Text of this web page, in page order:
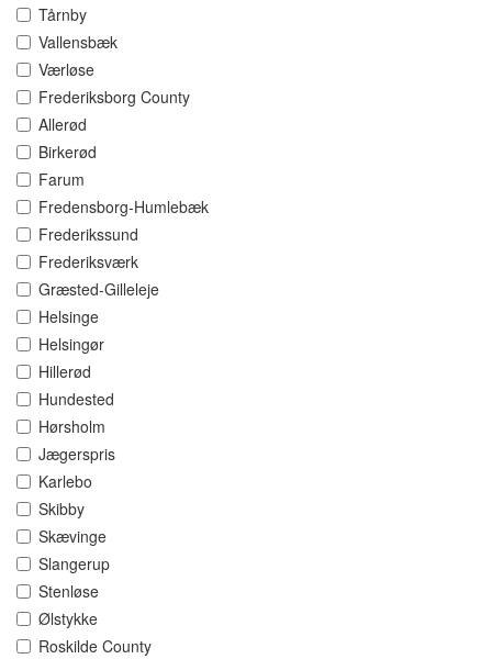
Tårnby
Vallensbæk
Værløse
Frederiksborg County
Allerød
Birkerød
Farum
Fredensborg-Humlebæk
Frederikssund
Frederiksværk
Græsted-Gilleleje
Helsinge
Helsingør
Hillerød
Hundested
Hørsholm
Jægerspris
Karlebo
Skibby
Skævinge
Slangerup
Stenløse
Ølstykke
Roskilde County